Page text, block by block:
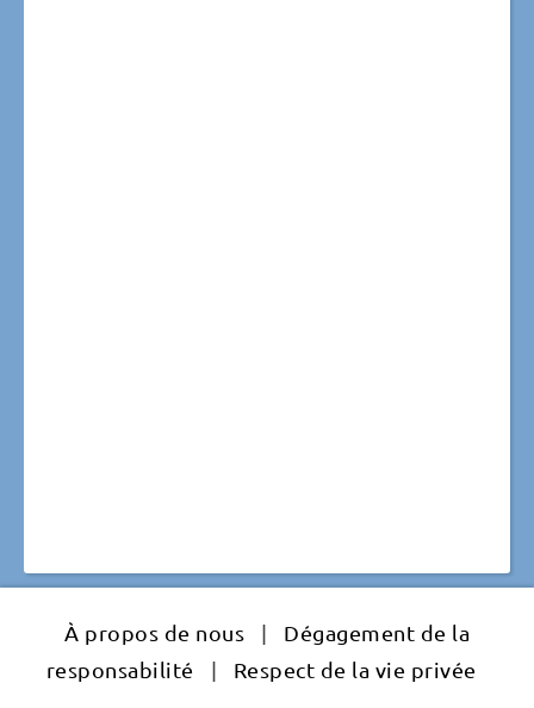
À propos de nous |
Dégagement de la
responsabilité
|
Respect de la vie privée